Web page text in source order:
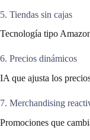
5. Tiendas sin cajas
Tecnología tipo
6. Precios dinámicos
IA que ajusta los
7. Merchandising
Promociones que